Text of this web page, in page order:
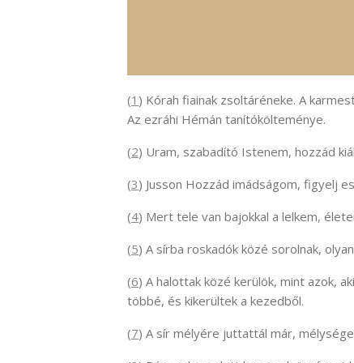
(1 ) Kórah fiainak zsoltáréneke. A
Az ezráhi Hémán tanítókölteménye.
(2) Uram, szabadító Istenem, hozzád
(3) Jusson Hozzád imádságom, figyelj
(4) Mert tele van bajokkal a lelkem,
(5) A sírba roskadók közé sorolnak,
(6) A halottak közé kerülök, mint azok,
többé, és kikerültek a kezedből.
(7) A sír mélyére juttattál már,